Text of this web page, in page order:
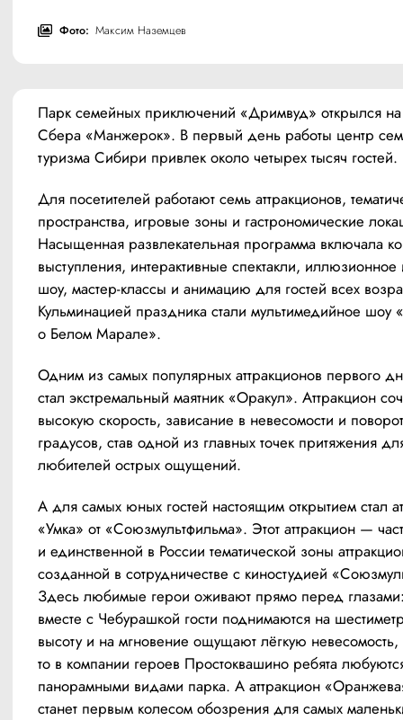
Фото: Максим Наземцев
Парк семейных приключений «Дримвуд» открылся на
Сбера «Манжерок». В первый день работы центр
туризма Сибири привлек около четырех тысяч гостей.
Для посетителей работают семь аттракционов,
пространства, игровые зоны и гастрономические
Насыщенная развлекательная программа включала
выступления, интерактивные спектакли, иллюзионное
шоу, мастер-классы и анимацию для гостей всех
Кульминацией праздника стали мультимедийное шоу
о Белом Марале».
Одним из самых популярных аттракционов первого
стал экстремальный маятник «Оракул». Аттракцион
высокую скорость, зависание в невесомости и
градусов, став одной из главных точек притяжения
любителей острых ощущений.
А для самых юных гостей настоящим открытием стал
«Умка» от «Союзмультфильма». Этот аттракцион —
и единственной в России тематической зоны
созданной в сотрудничестве с киностудией
Здесь любимые герои оживают прямо перед
вместе с Чебурашкой гости поднимаются на
высоту и на мгновение ощущают лёгкую невесомость,
то в компании героев Простоквашино ребята
панорамными видами парка. А аттракцион
станет первым колесом обозрения для самых